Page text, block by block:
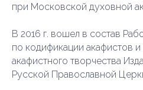
при Московской духовной
В 2016 г. вошел в состав
по кодификации акафистов
акафистного творчества
Русской Православной